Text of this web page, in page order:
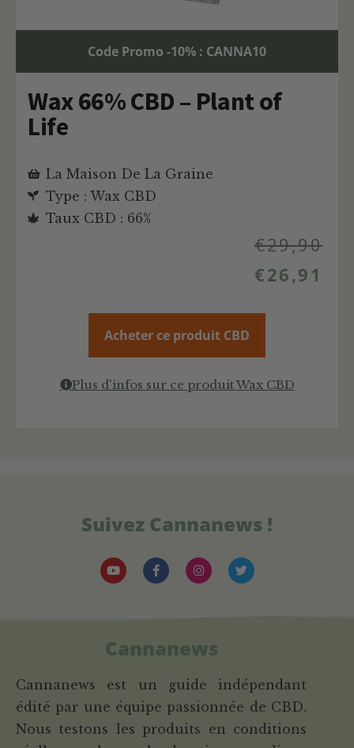
Code Promo -10% : CANNA10
Wax 66% CBD – Plant of
Life
La Maison De La Graine
Type : Wax CBD
Taux CBD : 66%
€29,90
€26,91
Acheter ce produit CBD
Plus d'infos sur ce produit Wax CBD
Suivez Cannanews !
Cannanews
Cannanews est un guide indépendant
édité par une équipe passionnée de CBD.
Nous testons les produits en conditions